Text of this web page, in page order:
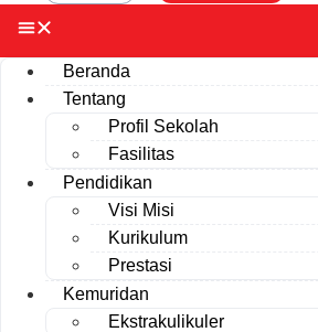
Beranda
Tentang
Profil Sekolah
Fasilitas
Pendidikan
Visi Misi
Kurikulum
Prestasi
Kemuridan
Ekstrakulikuler